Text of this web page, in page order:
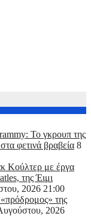
Το γκρουπ της
φετινά βραβεία 8
Κούλτερ με έργα
της Έιμι
2026 21:00
της
2026